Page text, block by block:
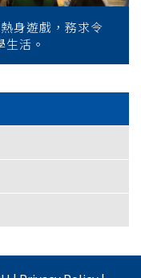
身遊戲，務求令
活。